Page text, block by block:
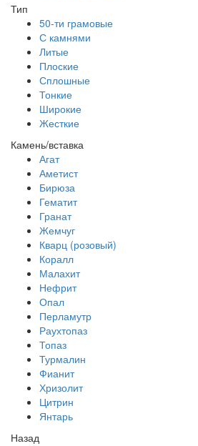
Тип
50-ти грамовые
С камнями
Литые
Плоские
Сплошные
Тонкие
Широкие
Жесткие
Камень/вставка
Агат
Аметист
Бирюза
Гематит
Гранат
Жемчуг
Кварц (розовый)
Коралл
Малахит
Нефрит
Опал
Перламутр
Раухтопаз
Топаз
Турмалин
Фианит
Хризолит
Цитрин
Янтарь
Назад